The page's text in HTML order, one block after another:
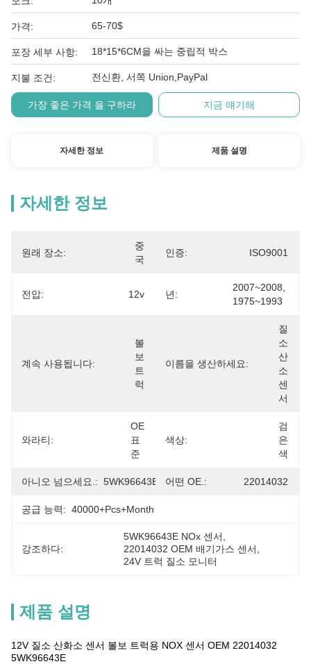
가격: 65-70$
포장 세부 사항: 18*15*6CM을 싸는 중립적 박스
지불 조건: 전신환, 서쪽 Union,PayPal
가장 좋은 가격 을 구하라 지금 얘기해
자세한 정보 제품 설명
자세한 정보
원래 장소:
중
국
인증: ISO9001
전압: 12v 년:
2007~2008,
1975~1993
계속 사용됩니다:
볼
보
트
럭
이름을 생산하세요:
질
소
산
소
센
서
와라티:
OE
표
준
색상:
검
은
색
아니오 넘으세요.: 5WK96643E 어떤 OE.: 22014032
공급 능력: 40000+Pcs+Month
강조하다:
5WK96643E NOx 센서
22014032 OEM 배기가스 센서
24V 트럭 질소 모니터
제품 설명
12V 질소 산화소 센서 볼보 트럭용 NOX 센서 OEM 22014032
5WK96643E